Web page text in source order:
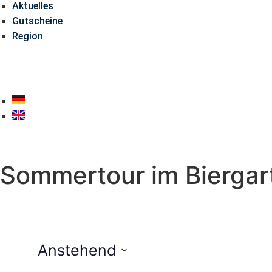
Aktuelles
Gutscheine
Region
Sommertour im
Anstehend